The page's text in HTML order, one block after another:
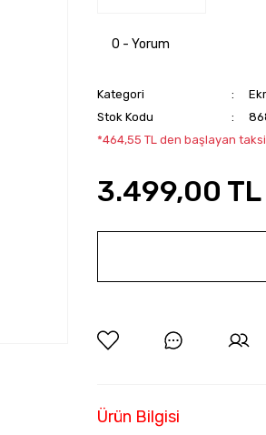
0 - Yorum
Kategori
Stok Kodu
*464,55 TL den başlayan
3.499,00 TL
Ürün Bilgisi